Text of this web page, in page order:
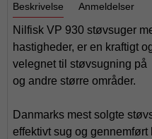
Beskrivelse Anmeldelser
Nilfisk VP 930 støvsuger
hastigheder, er en kraftigt
velegnet til støvsugning på
og andre større områder.
Danmarks mest solgte
effektivt sug og